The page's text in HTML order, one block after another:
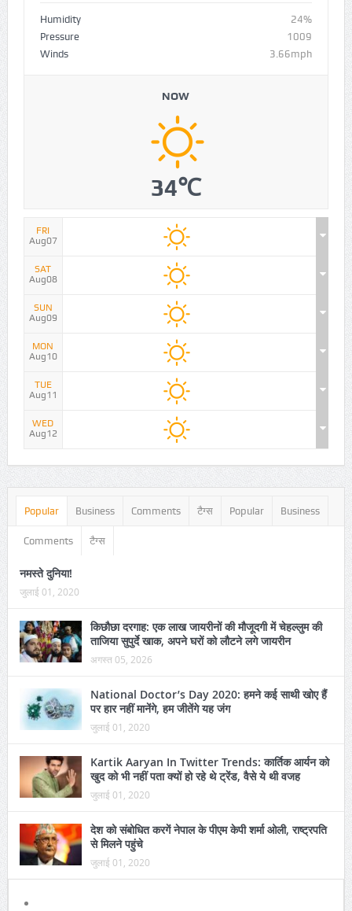
Humidity
24%
Pressure
1009
Winds
3.66mph
NOW
34℃
FRI
Aug07
SAT
Aug08
SUN
Aug09
MON
Aug10
TUE
Aug11
WED
Aug12
Popular Business Comments टैग्स Popular Business
Comments टैग्स
नमस्ते दुनिया!
जुलाई 01, 2020
किछौछा दरगाह: एक लाख जायरीनों की मौजूदगी में चेहल्लुम की
ताजिया सुपुर्दे खाक, अपने घरों को लौटने लगे जायरीन
अगस्त 05, 2026
National Doctor’s Day 2020: हमने कई साथी खोए हैं
पर हार नहीं मानेंगे, हम जीतेंगे यह जंग
जुलाई 01, 2020
Kartik Aaryan In Twitter Trends: कार्तिक आर्यन को
खुद को भी नहीं पता क्यों हो रहे थे ट्रेंड, वैसे ये थी वजह
जुलाई 01, 2020
देश को संबोधित करगें नेपाल के पीएम केपी शर्मा ओली, राष्ट्रपति
से मिलने पहुंचे
जुलाई 01, 2020